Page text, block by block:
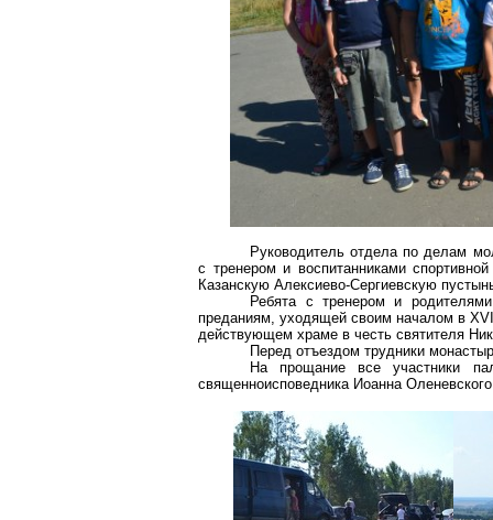
Руководитель отдела по делам
с тренером и воспитанниками
Казанскую Алексиево-Сергиевскую
Ребята с тренером и
преданиям, уходящей своим началом в
действующем храме в честь святителя
Перед отъездом трудники
На прощание все участники
священноисповедника Иоанна